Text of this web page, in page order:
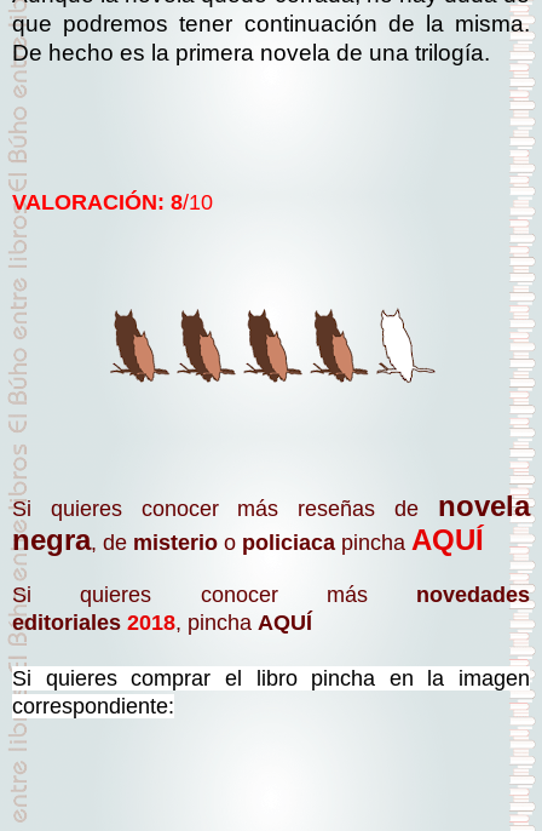
que podremos tener continuación de la misma.
De hecho es la primera novela de una trilogía.
VALORACIÓN: 8/10
Si quieres conocer más reseñas de novela
negra, de misterio o policiaca pincha AQUÍ
Si quieres conocer más novedades
editoriales 2018, pincha AQUÍ
Si quieres comprar el libro pincha en la imagen
correspondiente: